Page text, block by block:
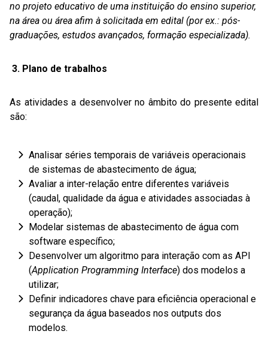
no projeto educativo de uma instituição do ensino superior,
na área ou área afim à solicitada em edital (por ex.: pós-
graduações, estudos avançados, formação especializada).
3. Plano de trabalhos
As atividades a desenvolver no âmbito do presente edital
são:
Analisar séries temporais de variáveis operacionais
de sistemas de abastecimento de água;
Avaliar a inter-relação entre diferentes variáveis
(caudal, qualidade da água e atividades associadas à
operação);
Modelar sistemas de abastecimento de água com
software específico;
Desenvolver um algoritmo para interação com as API
(Application Programming Interface) dos modelos a
utilizar;
Definir indicadores chave para eficiência operacional e
segurança da água baseados nos outputs dos
modelos.